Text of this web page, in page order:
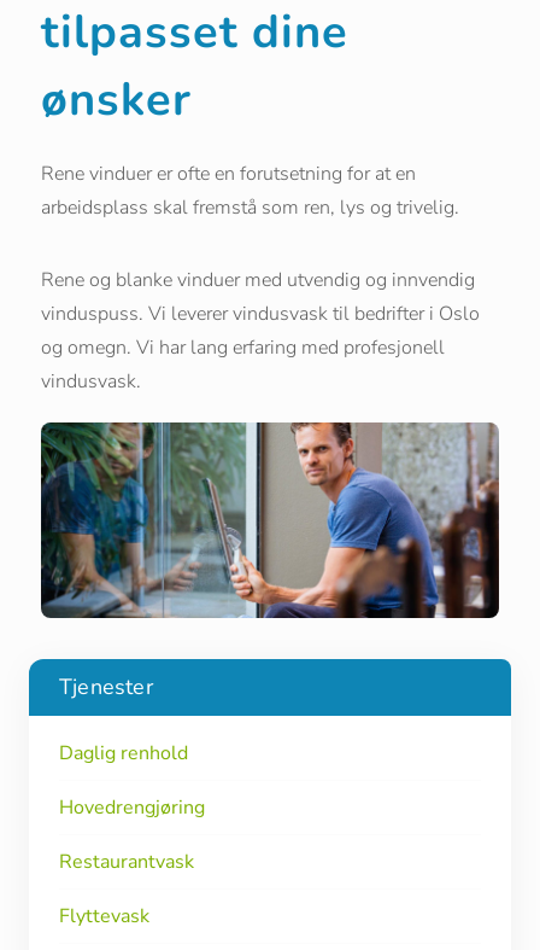
tilpasset dine
ønsker
Rene vinduer er ofte en forutsetning for at en
arbeidsplass skal fremstå som ren, lys og trivelig.
Rene og blanke vinduer med utvendig og innvendig
vinduspuss. Vi leverer vindusvask til bedrifter i Oslo
og omegn. Vi har lang erfaring med profesjonell
vindusvask.
Tjenester
Daglig renhold
Hovedrengjøring
Restaurantvask
Flyttevask